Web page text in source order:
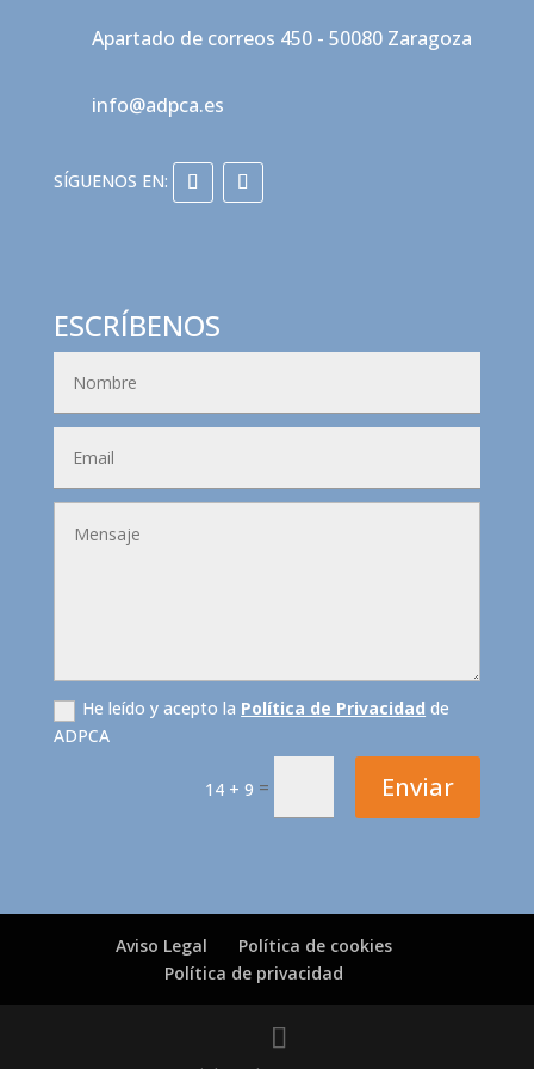
Apartado de correos 450 - 50080 Zaragoza
info@adpca.es
ESCRÍBENOS
He leído y acepto la Política de Privacidad de
ADPCA
14 + 9 = Enviar
Aviso Legal
Política de cookies
Política de privacidad